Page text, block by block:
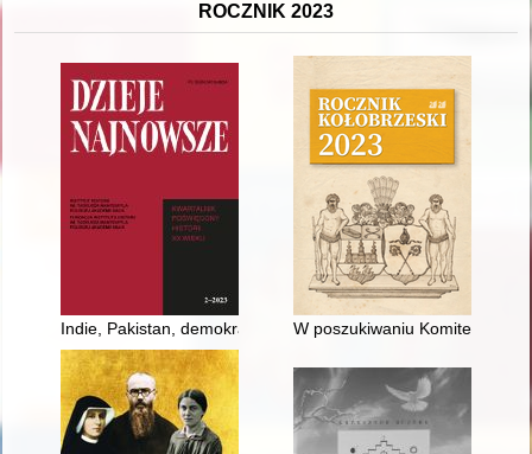
ROCZNIK 2023
Indie, Pakistan, demokracja i my : historyczne i politologiczne
W poszukiwaniu Komitetu